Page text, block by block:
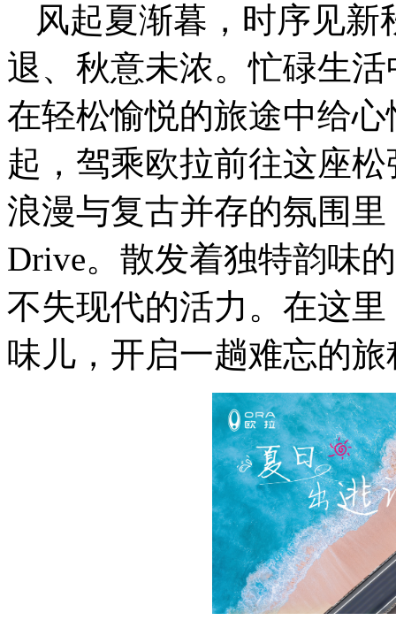
风起夏渐暮，时序见
退、秋意未浓。忙碌生
在轻松愉悦的旅途中给
起，驾乘欧拉前往这座
浪漫与复古并存的氛围里
Drive。散发着独特韵味
不失现代的活力。在这
味儿，开启一趟难忘的旅